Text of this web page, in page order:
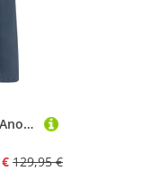
Marmot Herren '96 Active Anorak
129,95 €